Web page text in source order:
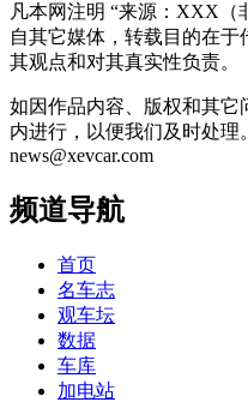
凡本网注明 “来源：XXX（
自其它媒体，转载目的在于
其观点和对其真实性负责。
如因作品内容、版权和其它
内进行，以便我们及时处理
news@xevcar.com
频道导航
首页
名车志
观车坛
数据
车库
加电站